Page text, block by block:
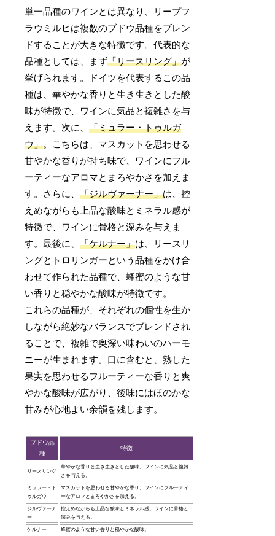
単一品種のワインとは異なり、リープフ
ラウミルヒは複数のブドウ品種をブレン
ドすることが大きな特徴です。代表的な
品種としては、まず「リースリング」が
挙げられます。ドイツを代表するこの品
種は、華やかな香りと生き生きとした酸
味が特徴で、ワインに気品と複雑さを与
えます。次に、「ミュラー・トゥルガ
ウ」。こちらは、マスカットを思わせる
甘やかな香りが持ち味で、ワインにフル
ーティーなアロマとまろやかさを加えま
す。さらに、「ジルヴァーナー」は、控
えめながらも上品な酸味とミネラル感が
特徴で、ワインに骨格と深みを与えま
す。最後に、「ケルナー」は、リースリ
ングとトロリンガーという品種をかけ合
わせて作られた品種で、蜂蜜のような甘
い香りと穏やかな酸味が特徴です。
これらの品種が、それぞれの個性を生か
しながら絶妙なバランスでブレンドされ
ることで、複雑で奥深い味わいのハーモ
ニーが生まれます。口に含むと、熟した
果実を思わせるフルーティーな香りと爽
やかな酸味が広がり、後味にはほのかな
甘みが心地よい余韻を残します。
ブドウ品
種
特徴
リースリング
華やかな香りと生き生きとした酸味。ワインに気品と複雑
さを与える。
ミュラー・ト
ゥルガウ
マスカットを思わせる甘やかな香り。ワインにフルーティ
ーなアロマとまろやかさを加える。
ジルヴァーナ
ー
控えめながらも上品な酸味とミネラル感。ワインに骨格と
深みを与える。
ケルナー 蜂蜜のような甘い香りと穏やかな酸味。